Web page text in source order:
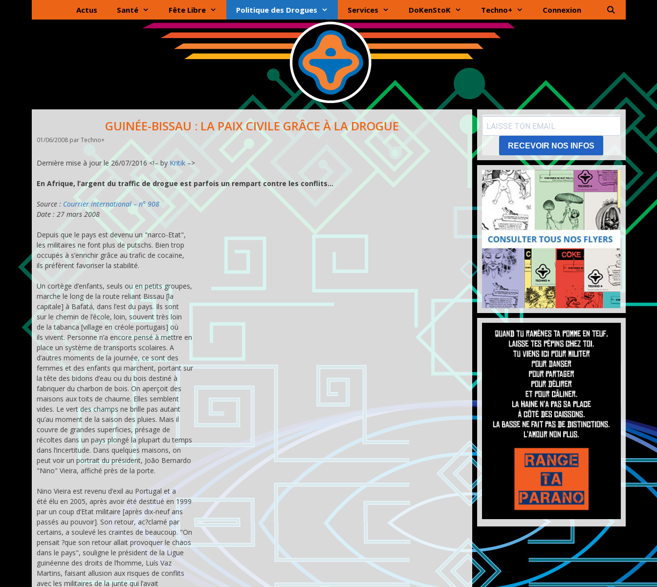
Actus Santé Fête Libre Politique des Drogues Services DoKenStoK Techno+ Connexion
GUINÉE-BISSAU : LA PAIX CIVILE GRÂCE À LA DROGUE
01/06/2008 parTechno+
Dernière mise à jour le 26/07/2016 <!– by Kritik–>
En Afrique, l’argent du traffic de drogue est parfois un rempart contre les conflits…
Source : Courrier international – n° 908
Date : 27 mars 2008
Depuis que le pays est devenu un "narco-Etat",
les militaires ne font plus de putschs. Bien trop
occupés à s’enrichir grâce au trafic de cocaïne,
ils préfèrent favoriser la stabilité.
Un cortège d’enfants, seuls ou en petits groupes,
marche le long de la route reliant Bissau [la
capitale] à Bafatá, dans l’est du pays. Ils sont
sur le chemin de l’école, loin, souvent très loin
de la tabanca [village en créole portugais] où
ils vivent. Personne n’a encore pensé à mettre en
place un système de transports scolaires. A
d’autres moments de la journée, ce sont des
femmes et des enfants qui marchent, portant sur
la tête des bidons d’eau ou du bois destiné à
fabriquer du charbon de bois. On aperçoit des
maisons aux toits de chaume. Elles semblent
vides. Le vert des champs ne brille pas autant
qu’au moment de la saison des pluies. Mais il
couvre de grandes superficies, présage de
récoltes dans un pays plongé la plupart du temps
dans l’incertitude. Dans quelques maisons, on
peut voir un portrait du président, João Bernardo
"Nino" Vieira, affiché près de la porte.
Nino Vieira est revenu d’exil au Portugal et a
été élu en 2005, après avoir été destitué en 1999
par un coup d’Etat militaire [après dix-neuf ans
passés au pouvoir]. Son retour, ac?clamé par
certains, a soulevé les craintes de beaucoup. "On
pensait ?que son retour allait provoquer le chaos
dans le pays", souligne le président de la Ligue
guinéenne des droits de l’homme, Luís Vaz
Martins, faisant allusion aux risques de conflits
avec les militaires de la junte qui l’avait
RECEVOIR NOS INFOS